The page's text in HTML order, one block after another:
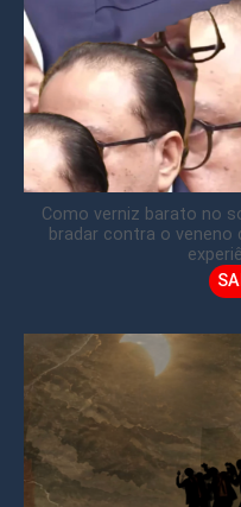
Como verniz barato no
bradar contra o